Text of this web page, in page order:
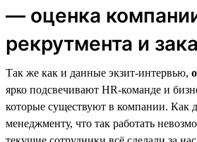
— оценка
рекрутмента и
Так же как и данные экзит-интервью,
ярко подсвечивают HR-команде и
которые существуют в компании. Как
менеджменту, что так работать